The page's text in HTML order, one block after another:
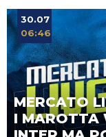
MERCATO
I MAROTTA
30.07
06:46